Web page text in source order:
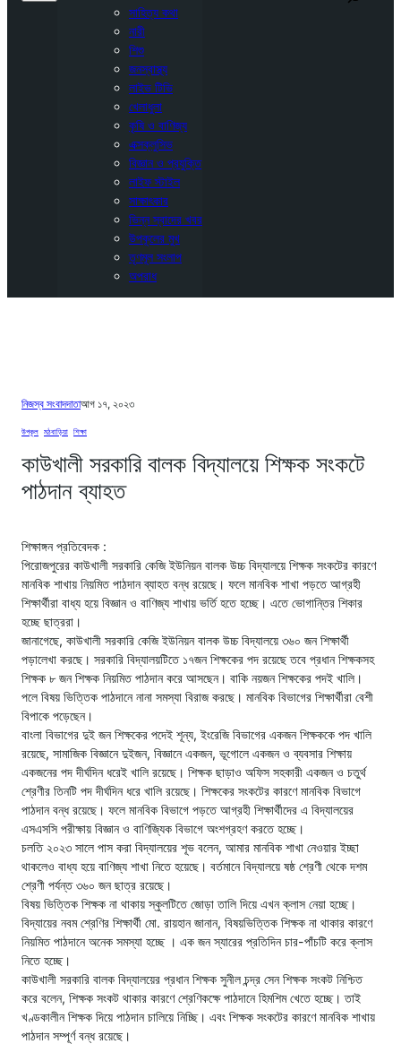
সাহিত্য কথা
নারী
শিশু
জনস্বাস্থ্য
লাইভ টিভি
খেলাধুলা
কৃষি ও বাণিজ্য
এক্সক্লুসিভ
বিজ্ঞান ও প্রযুক্তি
লাইফ স্টাইল
সাক্ষাৎকার
ভিন্ন স্বাদের খবর
উপকূলের মুখ
তৃণমূল সংলাপ
অপরাধ
নিজস্ব সংবাদদাতাআগ ১৭, ২০২৩
উপকূল মঠবাড়িয়া শিক্ষা
কাউখালী সরকারি বালক বিদ্যালয়ে শিক্ষক সংকটে
পাঠদান ব্যাহত
শিক্ষাঙ্গন প্রতিবেদক :
পিরোজপুরের কাউখালী সরকারি কেজি ইউনিয়ন বালক উচ্চ বিদ্যালয়ে শিক্ষক সংকটের কারণে
মানবিক শাখায় নিয়মিত পাঠদান ব্যাহত বন্ধ রয়েছে। ফলে মানবিক শাখা পড়তে আগ্রহী
শিক্ষার্থীরা বাধ্য হয়ে বিজ্ঞান ও বাণিজ্য শাখায় ভর্তি হতে হচ্ছে। এতে ভোগান্তির শিকার
হচ্ছে ছাত্ররা।
জানাগেছে, কাউখালী সরকারি কেজি ইউনিয়ন বালক উচ্চ বিদ্যালয়ে ৩৬০ জন শিক্ষার্থী
পড়ালেখা করছে। সরকারি বিদ্যালয়টিতে ১৭জন শিক্ষকের পদ রয়েছে তবে প্রধান শিক্ষকসহ
শিক্ষক ৮ জন শিক্ষক নিয়মিত পাঠদান করে আসছেন। বাকি নয়জন শিক্ষকের পদই খালি।
পলে বিষয় ভিত্তিক পাঠদানে নানা সমস্যা বিরাজ করছে। মানবিক বিভাগের শিক্ষার্থীরা বেশী
বিপাকে পড়েছেন।
বাংলা বিভাগের দুই জন শিক্ষকের পদেই শূন্য, ইংরেজি বিভাগের একজন শিক্ষককে পদ খালি
রয়েছে, সামাজিক বিজ্ঞানে দুইজন, বিজ্ঞানে একজন, ভূগোলে একজন ও ব্যবসার শিক্ষায়
একজনের পদ দীর্ঘদিন ধরেই খালি রয়েছে। শিক্ষক ছাড়াও অফিস সহকারী একজন ও চতুর্থ
শ্রেণীর তিনটি পদ দীর্ঘদিন ধরে খালি রয়েছে। শিক্ষকের সংকটের কারণে মানবিক বিভাগে
পাঠদান বন্ধ রয়েছে। ফলে মানবিক বিভাগে পড়তে আগ্রহী শিক্ষার্থীদের এ বিদ্যালয়ের
এসএসসি পরীক্ষায় বিজ্ঞান ও বাণিজ্যিক বিভাগে অংশগ্রহণ করতে হচ্ছে।
চলতি ২০২৩ সালে পাস করা বিদ্যালয়ের শূভ বলেন, আমার মানবিক শাখা নেওয়ার ইচ্ছা
থাকলেও বাধ্য হয়ে বাণিজ্য শাখা নিতে হয়েছে। বর্তমানে বিদ্যালয়ে ষষ্ঠ শ্রেণী থেকে দশম
শ্রেণী পর্যন্ত ৩৬০ জন ছাত্র রয়েছে।
বিষয় ভিত্তিক শিক্ষক না থাকায় স্কুলটিতে জোড়া তালি দিয়ে এখন ক্লাস নেয়া হচ্ছে।
বিদ্যায়ের নবম শ্রেণির শিক্ষার্থী মো. রায়হান জানান, বিষয়ভিত্তিক শিক্ষক না থাকার কারণে
নিয়মিত পাঠদানে অনেক সমস্যা হচ্ছে । এক জন স্যারের প্রতিদিন চার-পাঁচটি করে ক্লাস
নিতে হচ্ছে।
কাউখালী সরকারি বালক বিদ্যালয়ের প্রধান শিক্ষক সুনীল চন্দ্র সেন শিক্ষক সংকট নিশ্চিত
করে বলেন, শিক্ষক সংকট থাকার কারণে শ্রেণিকক্ষে পাঠদানে হিমশিম খেতে হচ্ছে। তাই
খণ্ডকালীন শিক্ষক দিয়ে পাঠদান চালিয়ে নিচ্ছি। এবং শিক্ষক সংকটের কারণে মানবিক শাখায়
পাঠদান সম্পূর্ণ বন্ধ রয়েছে।